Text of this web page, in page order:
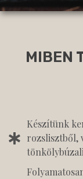
MIBEN
Készítünk
rozslisztből,